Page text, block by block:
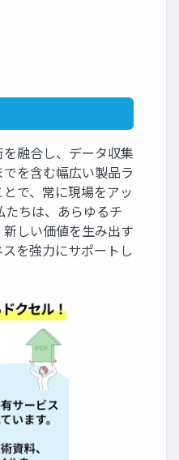
融合し、データ収集
を含む幅広い製品ラ
で、常に現場をアッ
たちは、あらゆるチ
しい価値を生み出す
を強力にサポートし